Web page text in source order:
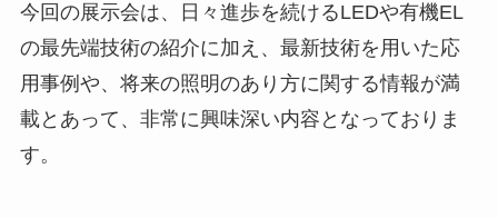
今回の展示会は、日々進歩を続けるLEDや有機EL
の最先端技術の紹介に加え、最新技術を用いた応
用事例や、将来の照明のあり方に関する情報が満
載とあって、非常に興味深い内容となっておりま
す。